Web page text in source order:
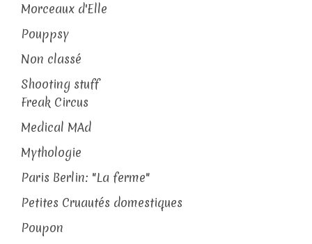
Morceaux d'Elle
Pouppsy
Non classé
Shooting stuff
Freak Circus
Medical MAd
Mythologie
Paris Berlin: "La ferme"
Petites Cruautés domestiques
Poupon